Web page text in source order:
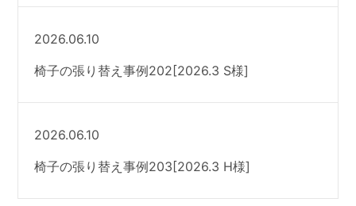
2026.06.10
椅子の張り替え事例202[2026.3 S様]
2026.06.10
椅子の張り替え事例203[2026.3 H様]